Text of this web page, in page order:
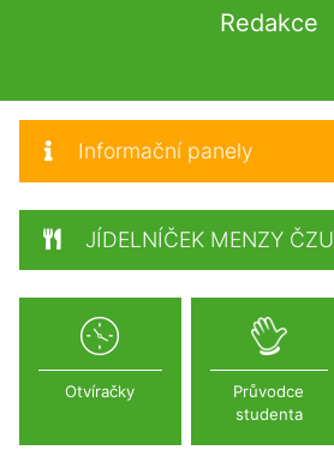
Redakce
Informační panely
JÍDELNÍČEK MENZY ČZU
Otvíračky
Průvodce
studenta